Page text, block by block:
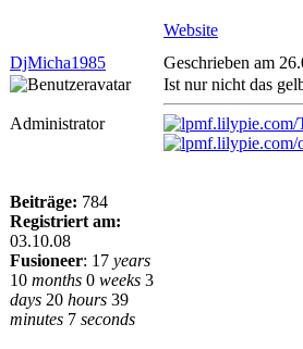
Website
DjMicha1985
Geschrieben am
Administrator
Beiträge: 784
Registriert am:
03.10.08
Fusioneer: 17 years
10 months 0 weeks 3
days 20 hours 39
minutes 7 seconds
Ist nur nicht das